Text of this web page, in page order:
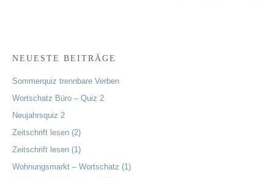
NEUESTE BEITRÄGE
Sommerquiz trennbare Verben
Wortschatz Büro – Quiz 2
Neujahrsquiz 2
Zeitschrift lesen (2)
Zeitschrift lesen (1)
Wohnungsmarkt – Wortschatz (1)